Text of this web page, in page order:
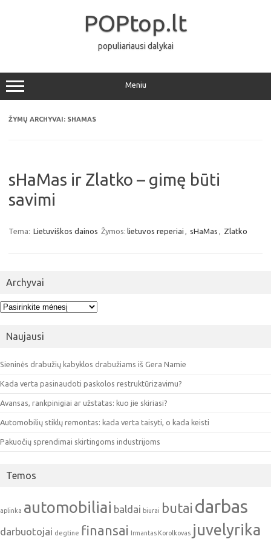
POPtop.lt
populiariausi dalykai
Meniu
ŽYMŲ ARCHYVAI: SHAMAS
sHaMas ir Zlatko – gimę būti
savimi
Tema: Lietuviškos dainos Žymos: lietuvos reperiai , sHaMas , Zlatko
Archyvai
Archyvai
Naujausi
Sieninės drabužių kabyklos drabužiams iš Gera Namie
Kada verta pasinaudoti paskolos restruktūrizavimu?
Avansas, rankpinigiai ar užstatas: kuo jie skiriasi?
Automobilių stiklų remontas: kada verta taisyti, o kada keisti
Pakuočių sprendimai skirtingoms industrijoms
Temos
aplinka automobiliai baldai biurai butai darbas
darbuotojai degtine finansai Irmantas Korolkovas juvelyrika